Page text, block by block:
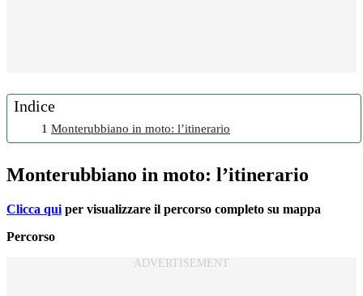
Indice
1 Monterubbiano in moto: l’itinerario
Monterubbiano in moto: l’itinerario
Clicca qui per visualizzare il percorso completo su mappa
Percorso